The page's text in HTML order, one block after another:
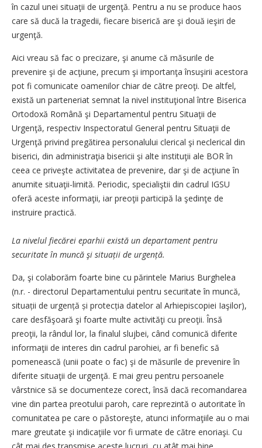
în cazul unei situaţii de urgenţă. Pentru a nu se produce haos
care să ducă la tragedii, fiecare biserică are şi două ieşiri de
urgenţă.
Aici vreau să fac o precizare, şi anume că măsurile de
prevenire şi de acţiune, precum şi importanţa însuşirii acestora
pot fi comunicate oamenilor chiar de către preoţi. De altfel,
există un parteneriat semnat la nivel instituţional între Biserica
Ortodoxă Română şi Departamentul pentru Situaţii de
Urgenţă, respectiv Inspectoratul General pentru Situaţii de
Urgenţă privind pregătirea personalului clerical şi neclerical din
biserici, din administraţia bisericii şi alte instituţii ale BOR în
ceea ce priveşte activitatea de prevenire, dar şi de acţiune în
anumite situaţii-limită. Periodic, specialiştii din cadrul IGSU
oferă aceste informaţii, iar preoţii participă la şedinţe de
instruire practică.
La nivelul fiecărei eparhii există un departament pentru
securitate în muncă şi situații de urgență.
Da, şi colaborăm foarte bine cu părintele Marius Burghelea
(n.r. - directorul Departamentului pentru securitate în muncă,
situații de urgență și protecția datelor al Arhiepiscopiei Iaşilor),
care desfăşoară şi foarte multe activităţi cu preoţii. Însă
preoţii, la rândul lor, la finalul slujbei, când comunică diferite
informaţii de interes din cadrul parohiei, ar fi benefic să
pomenească (unii poate o fac) şi de măsurile de prevenire în
diferite situaţii de urgenţă. E mai greu pentru persoanele
vârstnice să se documenteze corect, însă dacă recomandarea
vine din partea preotului paroh, care reprezintă o autoritate în
comunitatea pe care o păstoreşte, atunci informaţiile au o mai
mare greutate şi indicaţiile vor fi urmate de către enoriaşi. Cu
cât mai des transmise aceste lucruri, cu atât mai bine.